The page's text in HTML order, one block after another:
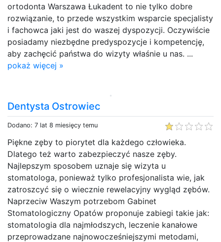
ortodonta Warszawa Łukadent to nie tylko dobre
rozwiązanie, to przede wszystkim wsparcie specjalisty
i fachowca jaki jest do waszej dyspozycji. Oczywiście
posiadamy niezbędne predyspozycje i kompetencję,
aby zachęcić państwa do wizyty właśnie u nas. ...
pokaż więcej »
Dentysta Ostrowiec
Dodano: 7 lat 8 miesięcy temu
Piękne zęby to piorytet dla każdego człowieka.
Dlatego też warto zabezpieczyć nasze zęby.
Najlepszym sposobem uznaje się wizyta u
stomatologa, ponieważ tylko profesjonalista wie, jak
zatroszcyć się o wiecznie rewelacyjny wygląd zębów.
Naprzeciw Waszym potrzebom Gabinet
Stomatologiczny Opatów proponuje zabiegi takie jak:
stomatologia dla najmłodszych, leczenie kanałowe
przeprowadzane najnowocześniejszymi metodami,